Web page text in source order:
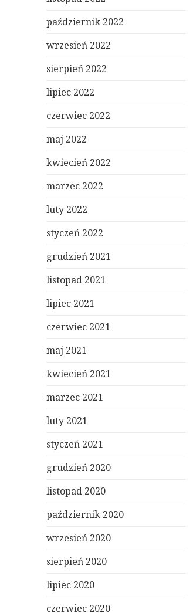
październik 2022
wrzesień 2022
sierpień 2022
lipiec 2022
czerwiec 2022
maj 2022
kwiecień 2022
marzec 2022
luty 2022
styczeń 2022
grudzień 2021
listopad 2021
lipiec 2021
czerwiec 2021
maj 2021
kwiecień 2021
marzec 2021
luty 2021
styczeń 2021
grudzień 2020
listopad 2020
październik 2020
wrzesień 2020
sierpień 2020
lipiec 2020
czerwiec 2020